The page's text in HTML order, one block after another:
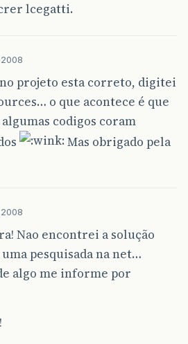
lcegatti.
projeto esta correto, digitei
o que acontece é que
codigos coram
Mas obrigado pela
Nao encontrei a solução
pesquisada na net…
algo me informe por